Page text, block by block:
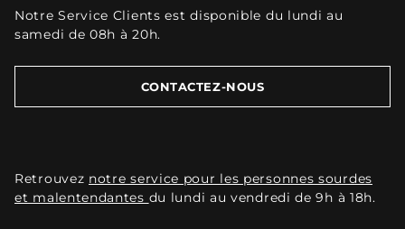
Notre Service Clients est disponible du lundi au
samedi de 08h à 20h.
CONTACTEZ-NOUS
Retrouvez notre service pour les personnes sourdes
et malentendantes du lundi au vendredi de 9h à 18h.